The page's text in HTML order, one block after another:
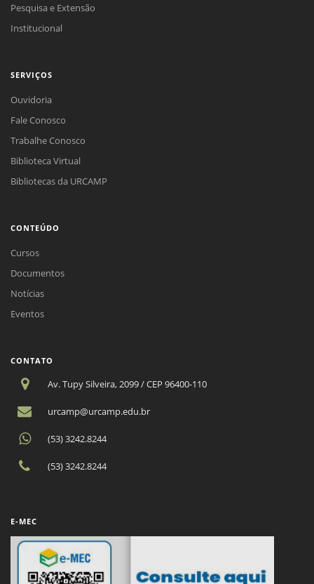
Pesquisa e Extensão
Institucional
SERVIÇOS
Ouvidoria
Fale Conosco
Trabalhe Conosco
Biblioteca Virtual
Bibliotecas da URCAMP
CONTEÚDO
Cursos
Documentos
Notícias
Eventos
CONTATO
Av. Tupy Silveira, 2099 / CEP 96400-110
urcamp@urcamp.edu.br
(53) 3242.8244
(53) 3242.8244
E-MEC